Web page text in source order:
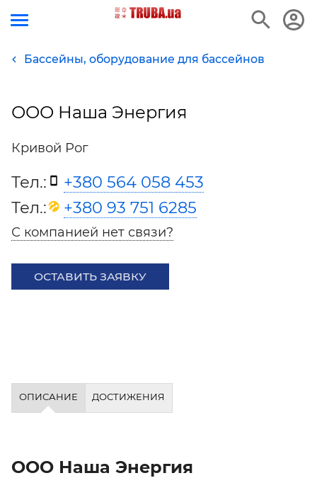
Бассейны, оборудование для бассейнов
ООО Наша Энергия
Кривой Рог
Тел.:
+380 564 058 453
Тел.:
+380 93 751 6285
С компанией нет связи?
ОСТАВИТЬ ЗАЯВКУ
ОПИСАНИЕ ДОСТИЖЕНИЯ
ООО Наша Энергия